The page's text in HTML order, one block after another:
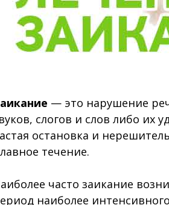
— это нарушение
слогов и слов либо их
остановка и
течение.
часто заикание
наиболее